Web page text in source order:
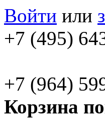
Войти или
+7 (495)
+7 (964)
Корзина